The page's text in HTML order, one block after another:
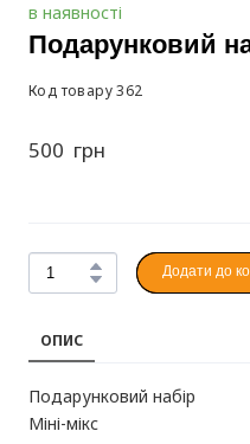
в наявності
Подарунковий
Код товару 362
500  грн
Додати до
ОПИС
Подарунковий набір
Міні-мікс